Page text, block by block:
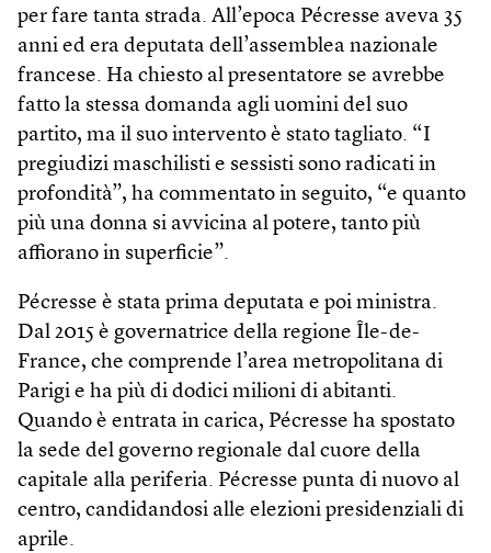
per fare tanta strada. All’epoca Pécresse aveva 35
anni ed era deputata dell’assemblea nazionale
francese. Ha chiesto al presentatore se avrebbe
fatto la stessa domanda agli uomini del suo
partito, ma il suo intervento è stato tagliato. “I
pregiudizi maschilisti e sessisti sono radicati in
profondità”, ha commentato in seguito, “e quanto
più una donna si avvicina al potere, tanto più
affiorano in superficie”.
Pécresse è stata prima deputata e poi ministra.
Dal 2015 è governatrice della regione Île-de-
France, che comprende l’area metropolitana di
Parigi e ha più di dodici milioni di abitanti.
Quando è entrata in carica, Pécresse ha spostato
la sede del governo regionale dal cuore della
capitale alla periferia. Pécresse punta di nuovo al
centro, candidandosi alle elezioni presidenziali di
aprile.